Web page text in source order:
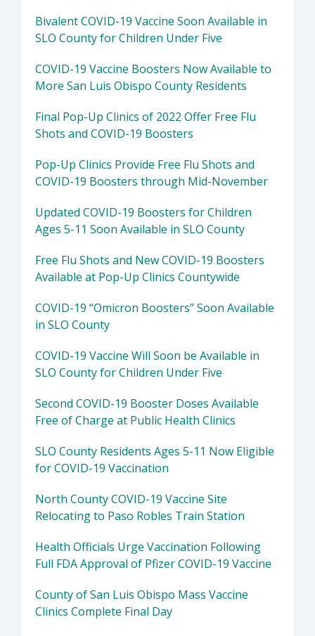
Bivalent COVID-19 Vaccine Soon Available in
SLO County for Children Under Five
COVID-19 Vaccine Boosters Now Available to
More San Luis Obispo County Residents
Final Pop-Up Clinics of 2022 Offer Free Flu
Shots and COVID-19 Boosters
Pop-Up Clinics Provide Free Flu Shots and
COVID-19 Boosters through Mid-November
Updated COVID-19 Boosters for Children
Ages 5-11 Soon Available in SLO County
Free Flu Shots and New COVID-19 Boosters
Available at Pop-Up Clinics Countywide
COVID-19 “Omicron Boosters” Soon Available
in SLO County
COVID-19 Vaccine Will Soon be Available in
SLO County for Children Under Five
Second COVID-19 Booster Doses Available
Free of Charge at Public Health Clinics
SLO County Residents Ages 5-11 Now Eligible
for COVID-19 Vaccination
North County COVID-19 Vaccine Site
Relocating to Paso Robles Train Station
Health Officials Urge Vaccination Following
Full FDA Approval of Pfizer COVID-19 Vaccine
County of San Luis Obispo Mass Vaccine
Clinics Complete Final Day